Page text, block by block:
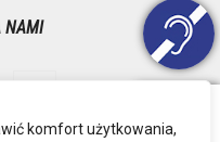
komfort użytkowania,
NAMI